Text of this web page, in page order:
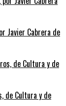
Javier Cabrera de
de Cultura y de